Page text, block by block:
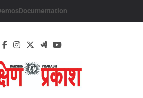
Documentation